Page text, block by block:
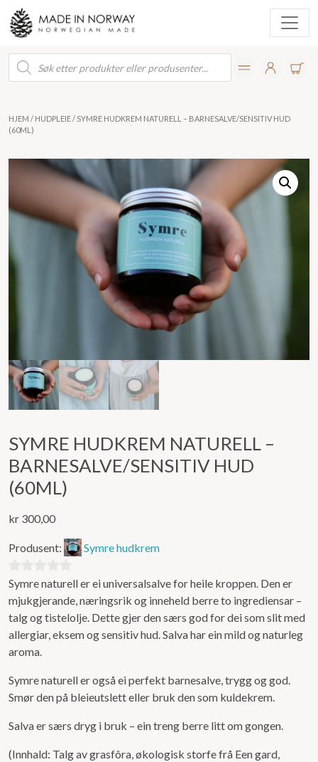
Products
search
HJEM / HUDPLEIE/ SYMRE HUDKREM NATURELL – BARNESALVE/SENSITIV HUD
(60ML)
SYMRE HUDKREM NATURELL –
BARNESALVE/SENSITIV HUD
(60ML)
kr 300,00
Produsent: Symre hudkrem
0
ut
av
5
Symre naturell er ei universalsalve for heile kroppen. Den er
mjukgjerande, næringsrik og inneheld berre to ingrediensar –
talg og tistelolje. Dette gjer den særs god for dei som slit med
allergiar, eksem og sensitiv hud. Salva har ein mild og naturleg
aroma.
Symre naturell er også ei perfekt barnesalve, trygg og god.
Smør den på bleieutslett eller bruk den som kuldekrem.
Salva er særs dryg i bruk – ein treng berre litt om gongen.
(Innhald: Talg av grasfôra, økologisk storfe frå Een gard,